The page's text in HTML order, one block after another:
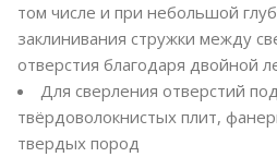
том числе и при небольшой
заклинивания стружки между
отверстия благодаря двойной
Для сверления отверстий
твёрдоволокнистых плит,
твердых пород